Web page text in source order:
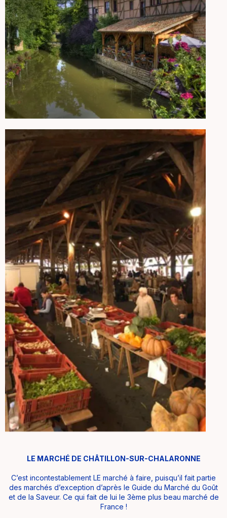
LE MARCHÉ DE CHÂTILLON-SUR-CHALARONNE
C’est incontestablement LE marché à faire, puisqu’il fait partie
des marchés d’exception d’après le Guide du Marché du Goût
et de la Saveur. Ce qui fait de lui le 3ème plus beau marché de
France !